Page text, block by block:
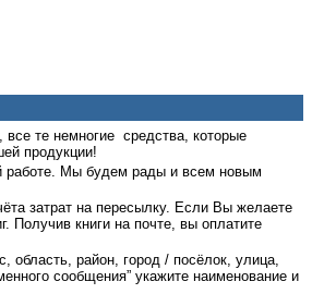
те немногие средства, которые
продукции!
работе. Мы будем рады и всем новым
затрат на пересылку. Если Вы желаете
Получив книги на почте, вы оплатите
область, район, город / посёлок, улица,
сообщения” укажите наименование и